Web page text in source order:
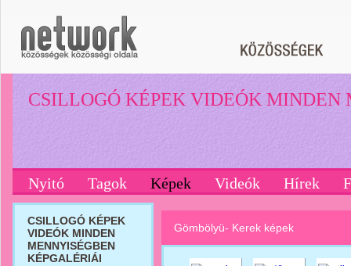
CSILLOGÓ KÉPEK VIDEÓK MINDEN
Nyitó Tagok Képek Videók Hírek
CSILLOGÓ KÉPEK
VIDEÓK MINDEN
MENNYISÉGBEN
KÉPGALÉRIÁI
Gömbölyü- Kerek képek